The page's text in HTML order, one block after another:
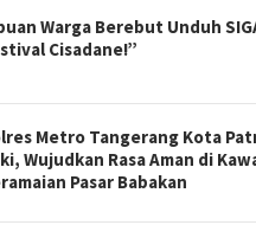
Warga Berebut Unduh
Cisadane!”
Metro Tangerang Kota
Wujudkan Rasa Aman di
Pasar Babakan